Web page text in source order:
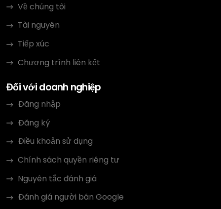
Về chúng tôi
Tài nguyên
Tiếp xúc
Chương trình liên kết
Đối với doanh nghiệp
Đăng nhập
Đăng ký
Điều khoản sử dụng
Chính sách quyền riêng tư
Nguyên tắc đánh giá
Đánh giá người bán Google